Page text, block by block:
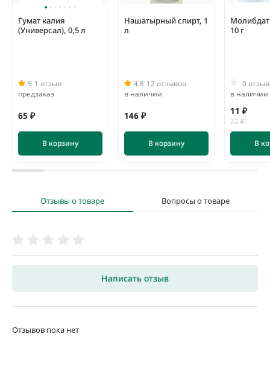
повышение стойкости растений к заморозкам.
Гумат калия
(Универсал), 0,5 л
5 1 отзыв
предзаказ
65 ₽
В корзину
Нашатырный спирт, 1
л
4.8 12 отзывов
в наличии
146 ₽
В корзину
10 г
0
в наличии
11 ₽
22 ₽
В
Отзывы о товаре Вопросы о товаре
Написать отзыв
Отзывов пока нет